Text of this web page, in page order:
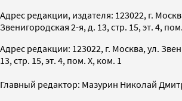
Адрес редакции, издателя: 123022, г.
Звенигородская 2-я, д. 13, стр. 15, эт. 4,
Адрес редакции: 123022, г. Москва, ул.
13, стр. 15, эт. 4, пом. X, ком. 1
Главный редактор: Мазурин Николай